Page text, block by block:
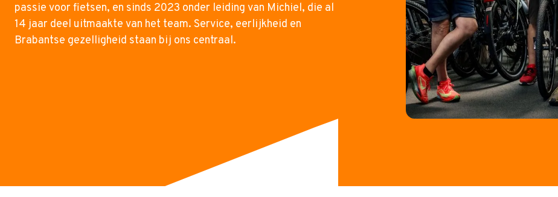
passie voor fietsen, en sinds 2023 onder leiding van Michiel, die al
14 jaar deel uitmaakte van het team. Service, eerlijkheid en
Brabantse gezelligheid staan bij ons centraal.